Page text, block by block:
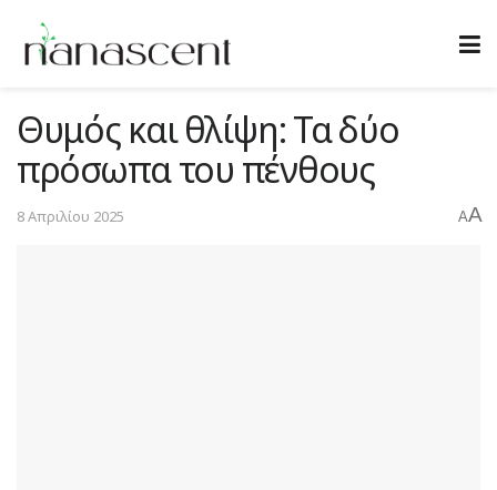
Θυμός και θλίψη: Τα δύο
πρόσωπα του πένθους
8 Απριλίου 2025 AA